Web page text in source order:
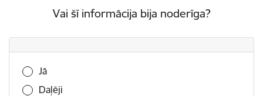
Vai šī informācija bija noderīga?
Vai šī informācija bija noderīga?
Jā
Daļēji